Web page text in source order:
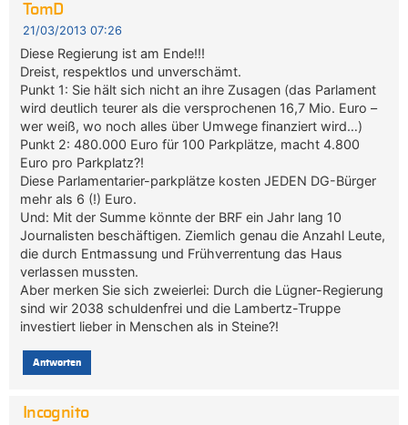
TomD
21/03/2013 07:26
Diese Regierung ist am Ende!!!
Dreist, respektlos und unverschämt.
Punkt 1: Sie hält sich nicht an ihre Zusagen (das Parlament
wird deutlich teurer als die versprochenen 16,7 Mio. Euro –
wer weiß, wo noch alles über Umwege finanziert wird…)
Punkt 2: 480.000 Euro für 100 Parkplätze, macht 4.800
Euro pro Parkplatz?!
Diese Parlamentarier-parkplätze kosten JEDEN DG-Bürger
mehr als 6 (!) Euro.
Und: Mit der Summe könnte der BRF ein Jahr lang 10
Journalisten beschäftigen. Ziemlich genau die Anzahl Leute,
die durch Entmassung und Frühverrentung das Haus
verlassen mussten.
Aber merken Sie sich zweierlei: Durch die Lügner-Regierung
sind wir 2038 schuldenfrei und die Lambertz-Truppe
investiert lieber in Menschen als in Steine?!
Antworten
Incognito